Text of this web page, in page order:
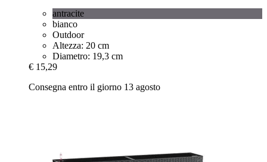
antracite
bianco
Outdoor
Altezza: 20 cm
Diametro: 19,3 cm
€ 15,29
Consegna entro il giorno 13 agosto